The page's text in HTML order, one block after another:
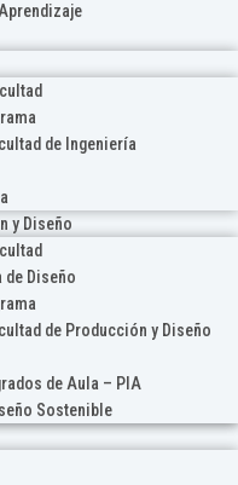
de Ingeniería
y Diseño
de Diseño
de Producción y Diseño
de Aula – PIA
Sostenible